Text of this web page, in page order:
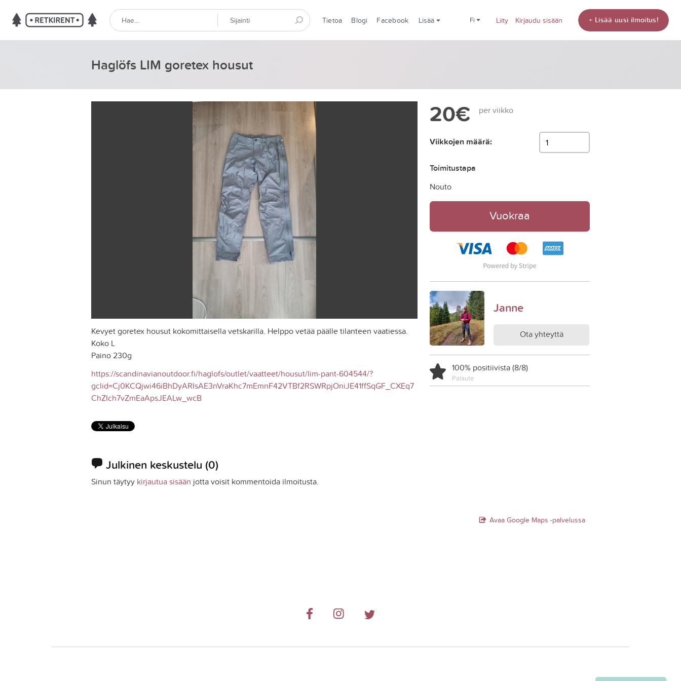
Tietoa Blogi Facebook Lisää fi Liity Kirjaudu sisään + Lisää uusi ilmoitus!
Haglöfs LIM goretex housut
Kevyet goretex housut kokomittaisella vetskarilla. Helppo vetää päälle tilanteen vaatiessa.
Koko L
Paino 230g
https://scandinavianoutdoor.fi/haglofs/outlet/vaatteet/housut/lim-pant-604544/?
gclid=Cj0KCQjwi46iBhDyARIsAE3nVraKhc7mEmnF42VTBf2RSWRpjOniJE41ffSqGF_CXEq7
ChZIch7vZmEaApsJEALw_wcB
Julkinen keskustelu (0)
Sinun täytyy kirjautua sisään jotta voisit kommentoida ilmoitusta.
20€ per viikko
Viikkojen määrä:
Toimitustapa
Nouto
Vuokraa
Janne
Ota yhteyttä
100% positiivista (8/8)
Palaute
Avaa Google Maps -palvelussa